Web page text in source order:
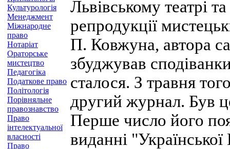
Культурологія
Менеджмент
Міжнародне
право
Нотаріат
Ораторське
мистецтво
Педагогіка
Податкове право
Політологія
Порівняльне
правознавство
Право
інтелектуальної
власності
Право
Львівському театрі
репродукції
П. Ковжуна, автора
збуджував
сталося. З травня
другий журнал. Був
Перше число його
виданні